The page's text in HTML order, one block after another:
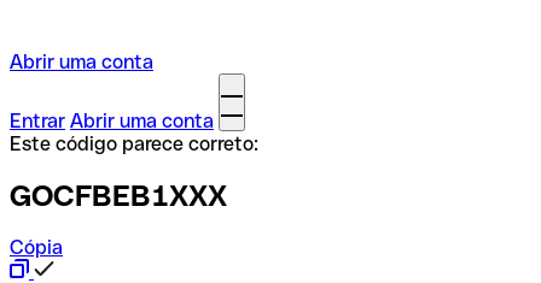
Abrir uma conta
Entrar Abrir uma conta
Este código parece correto:
GOCFBEB1XXX
Cópia